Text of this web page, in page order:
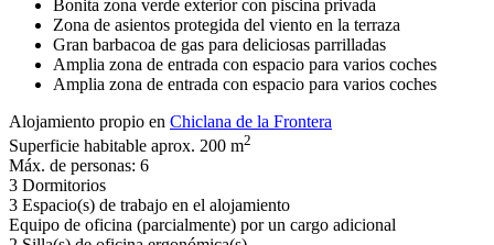
Bonita zona verde exterior con piscina privada
Zona de asientos protegida del viento en la terraza
Gran barbacoa de gas para deliciosas parrilladas
Amplia zona de entrada con espacio para varios coches
Amplia zona de entrada con espacio para varios coches
Alojamiento propio en Chiclana de la Frontera
Superficie habitable aprox. 200 m2
Máx. de personas: 6
3 Dormitorios
3 Espacio(s) de trabajo en el alojamiento
Equipo de oficina (parcialmente) por un cargo adicional